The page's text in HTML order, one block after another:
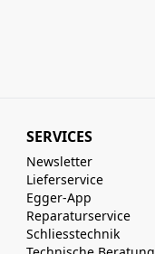
SERVICES
Newsletter
Lieferservice
Egger-App
Reparaturservice
Schliesstechnik